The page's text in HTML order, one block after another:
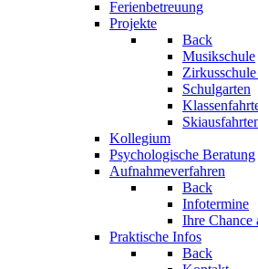
Ferienbetreuung
Projekte
Back
Musikschule
Schulgarten
Kollegium
Psychologische Beratung
Aufnahmeverfahren
Back
Infotermine
Ihre Chance
Praktische Infos
Back